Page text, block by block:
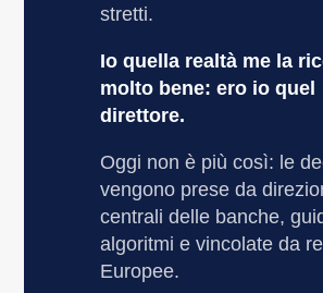
stretti.
Io quella realtà me la
molto bene: ero io quel
direttore.
Oggi non è più così: le
vengono prese da
centrali delle banche,
algoritmi e vincolate da
Europee.